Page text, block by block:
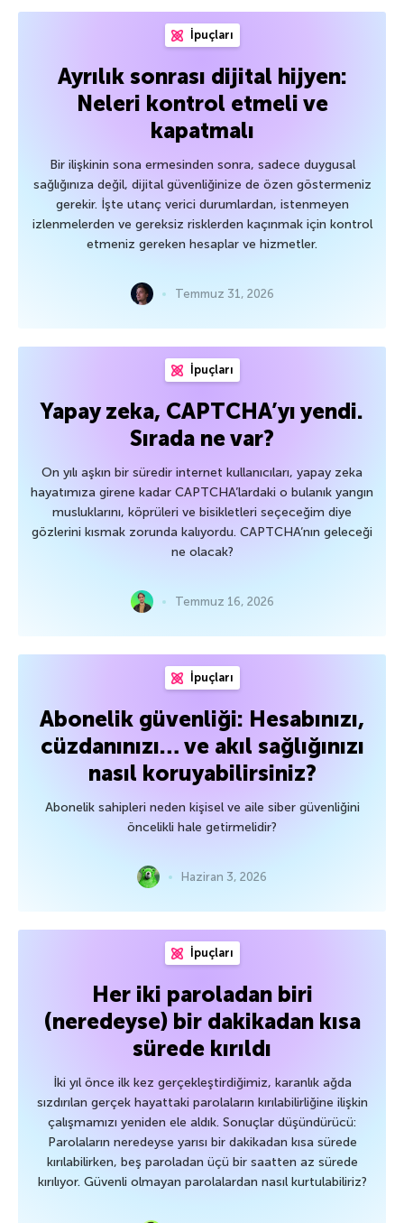
İpuçları
Ayrılık sonrası dijital hijyen:
Neleri kontrol etmeli ve
kapatmalı
Bir ilişkinin sona ermesinden sonra, sadece duygusal
sağlığınıza değil, dijital güvenliğinize de özen göstermeniz
gerekir. İşte utanç verici durumlardan, istenmeyen
izlenmelerden ve gereksiz risklerden kaçınmak için kontrol
etmeniz gereken hesaplar ve hizmetler.
Temmuz 31, 2026
İpuçları
Yapay zeka, CAPTCHA’yı yendi.
Sırada ne var?
On yılı aşkın bir süredir internet kullanıcıları, yapay zeka
hayatımıza girene kadar CAPTCHA’lardaki o bulanık yangın
musluklarını, köprüleri ve bisikletleri seçeceğim diye
gözlerini kısmak zorunda kalıyordu. CAPTCHA’nın geleceği
ne olacak?
Temmuz 16, 2026
İpuçları
Abonelik güvenliği: Hesabınızı,
cüzdanınızı… ve akıl sağlığınızı
nasıl koruyabilirsiniz?
Abonelik sahipleri neden kişisel ve aile siber güvenliğini
öncelikli hale getirmelidir?
Haziran 3, 2026
İpuçları
Her iki paroladan biri
(neredeyse) bir dakikadan kısa
sürede kırıldı
İki yıl önce ilk kez gerçekleştirdiğimiz, karanlık ağda
sızdırılan gerçek hayattaki parolaların kırılabilirliğine ilişkin
çalışmamızı yeniden ele aldık. Sonuçlar düşündürücü:
Parolaların neredeyse yarısı bir dakikadan kısa sürede
kırılabilirken, beş paroladan üçü bir saatten az sürede
kırılıyor. Güvenli olmayan parolalardan nasıl kurtulabiliriz?